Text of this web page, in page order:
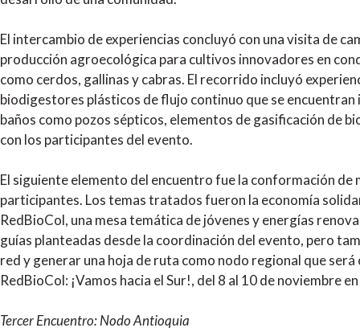
El intercambio de experiencias concluyó con una visita de
producción agroecológica para cultivos innovadores en
como cerdos, gallinas y cabras. El recorrido incluyó
biodigestores plásticos de flujo continuo que se
baños como pozos sépticos, elementos de gasificación de
con los participantes del evento.
El siguiente elemento del encuentro fue la conformación
participantes. Los temas tratados fueron la economía
RedBioCol, una mesa temática de jóvenes y energías
guías planteadas desde la coordinación del evento, pero
red y generar una hoja de ruta como nodo regional que
RedBioCol: ¡Vamos hacia el Sur!, del 8 al 10 de noviembre
Tercer Encuentro: Nodo Antioquia